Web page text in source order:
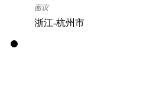
面议
浙江-杭州市